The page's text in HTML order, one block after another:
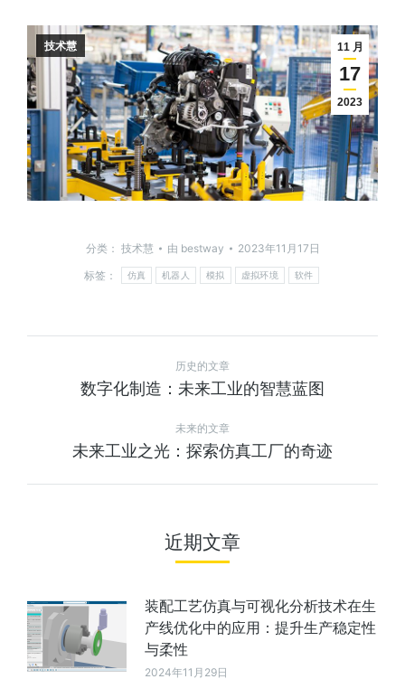
11 月
17
2023
技术慧
分类： 技术慧 由 bestway
2023年11月17日
标签：
仿真 机器人 模拟 虚拟环境 软件
历史的文章
数字化制造：未来工业的智慧蓝图
未来的文章
未来工业之光：探索仿真工厂的奇迹
近期文章
装配工艺仿真与可视化分析技术在生
产线优化中的应用：提升生产稳定性
与柔性
2024年11月29日